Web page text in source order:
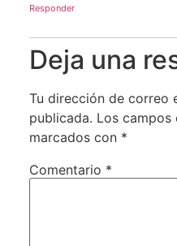
Responder
Deja una
Tu dirección de correo
publicada. Los
marcados con *
Comentario *